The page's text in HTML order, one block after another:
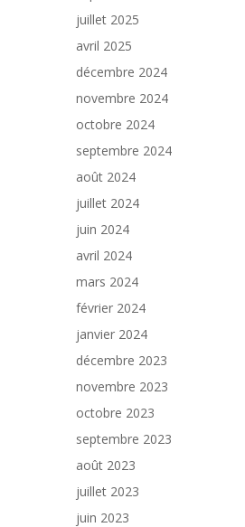
juillet 2025
avril 2025
décembre 2024
novembre 2024
octobre 2024
septembre 2024
août 2024
juillet 2024
juin 2024
avril 2024
mars 2024
février 2024
janvier 2024
décembre 2023
novembre 2023
octobre 2023
septembre 2023
août 2023
juillet 2023
juin 2023